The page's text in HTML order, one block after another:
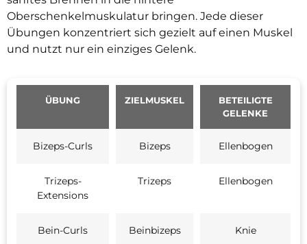
Oberschenkelmuskulatur bringen. Jede dieser
Übungen konzentriert sich gezielt auf einen Muskel
und nutzt nur ein einziges Gelenk.
ÜBUNG ZIELMUSKEL
BETEILIGTE
GELENKE
Bizeps-Curls Bizeps Ellenbogen
Trizeps-
Extensions
Trizeps Ellenbogen
Bein-Curls Beinbizeps Knie